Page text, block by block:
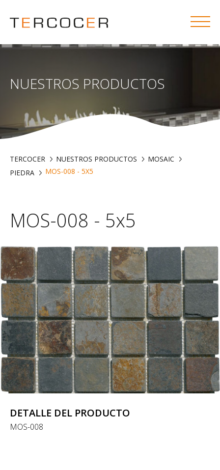
NUESTROS PRODUCTOS
TERCOCER NUESTROS PRODUCTOS
MOSAIC
PIEDRA
MOS-008 - 5X5
MOS-008 - 5x5
DETALLE DEL PRODUCTO
MOS-008